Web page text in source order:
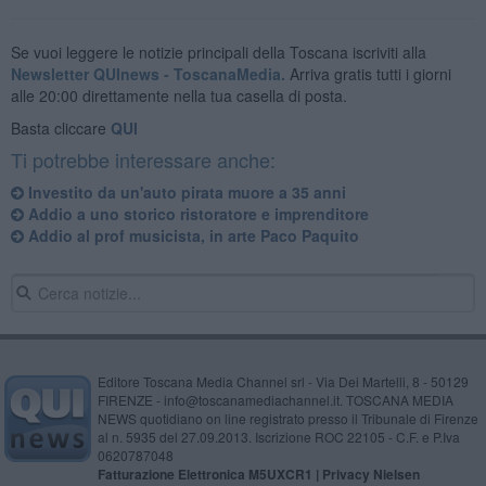
Se vuoi leggere le notizie principali della Toscana iscriviti alla
Newsletter QUInews - ToscanaMedia. Arriva gratis tutti i giorni
alle 20:00 direttamente nella tua casella di posta.
Basta cliccare QUI
Ti potrebbe interessare anche:
Investito da un'auto pirata muore a 35 anni
Addio a uno storico ristoratore e imprenditore
Addio al prof musicista, in arte Paco Paquito
Editore Toscana Media Channel srl - Via Dei Martelli, 8 - 50129
FIRENZE - info@toscanamediachannel.it. TOSCANA MEDIA
NEWS quotidiano on line registrato presso il Tribunale di Firenze
al n. 5935 del 27.09.2013. Iscrizione ROC 22105 - C.F. e P.Iva
0620787048
Fatturazione Elettronica M5UXCR1 | Privacy Nielsen